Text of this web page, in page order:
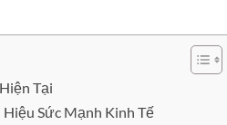
Tại
Sức Mạnh Kinh Tế